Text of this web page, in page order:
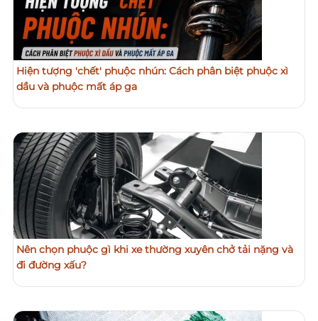
Hiện tượng 'chết' phuộc nhún: Cách phân biệt phuộc xì
dầu và phuộc mất áp ga
Nên chọn phuộc gì khi xe thường xuyên chở tải nặng và
đi đường xấu?